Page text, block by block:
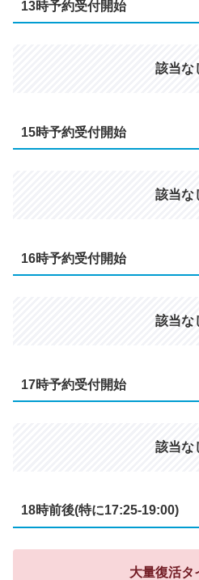
13時予約受付開始
該当な
15時予約受付開始
該当な
16時予約受付開始
該当な
17時予約受付開始
該当な
18時前後(特に17:25-19:00)
大量復活タ